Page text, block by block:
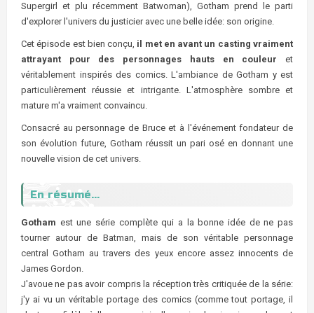
Supergirl et plu récemment Batwoman), Gotham prend le parti
d'explorer l'univers du justicier avec une belle idée: son origine.
Cet épisode est bien conçu, il met en avant un casting vraiment
attrayant pour des personnages hauts en couleur et
véritablement inspirés des comics. L'ambiance de Gotham y est
particulièrement réussie et intrigante. L'atmosphère sombre et
mature m'a vraiment convaincu.
Consacré au personnage de Bruce et à l'événement fondateur de
son évolution future, Gotham réussit un pari osé en donnant une
nouvelle vision de cet univers.
En résumé...
Gotham est une série complète qui a la bonne idée de ne pas
tourner autour de Batman, mais de son véritable personnage
central Gotham au travers des yeux encore assez innocents de
James Gordon.
J'avoue ne pas avoir compris la réception très critiquée de la série:
j'y ai vu un véritable portage des comics (comme tout portage, il